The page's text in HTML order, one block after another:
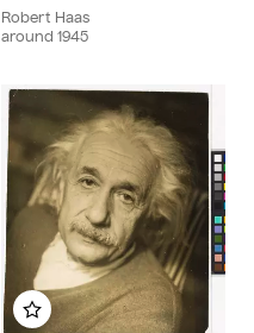
Robert Haas
around 1945
Add to my album